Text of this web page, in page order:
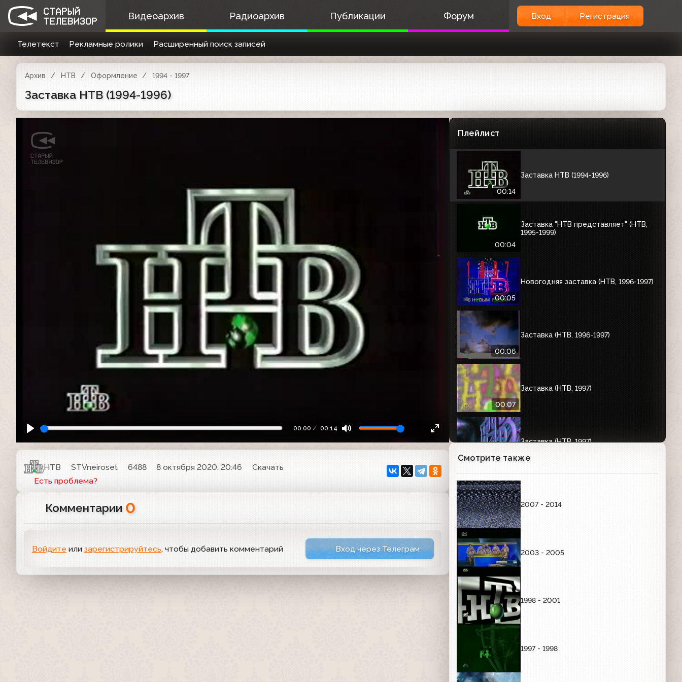
Видеоархив Радиоархив Публикации Форум Вход Регистрация
Телетекст Рекламные ролики Расширенный поиск записей
Архив НТВ Оформление 1994 - 1997
Заставка НТВ (1994-1996)
00:00 00:14
НТВ STVneiroset 6488 8 октября 2020, 20:46
Скачать
Есть проблема?
Комментарии 0
Войдите или зарегистрируйтесь, чтобы добавить комментарий Вход через Телеграм
Плейлист
00:11
Заставка НТВ (1993-1994)
Проморолик к запуску канала (НТВ,
00:51
00:14
Заставка НТВ (1994-1996)
00:04
Заставка "НТВ представляет" (НТВ,
1995-1999)
00:05
Новогодняя заставка (НТВ, 1996-1997)
00:06
Заставка (НТВ, 1996-1997)
00:07
Заставка (НТВ, 1997)
00:05
Заставка (НТВ, 1997)
00:04
РЕКЛАМНЫЕ ЗАСТАВКИ
00:15
Смотрите также
2007 - 2014
2003 - 2005
1998 - 2001
1997 - 1998